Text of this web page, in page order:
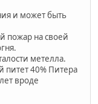
и может быть
пожар на своей
метелла.
питет 40% Питера
вроде